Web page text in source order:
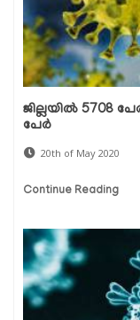
ജില്ലയില്‍ 5708
പേര്‍
20th of May 2020
Continue Reading